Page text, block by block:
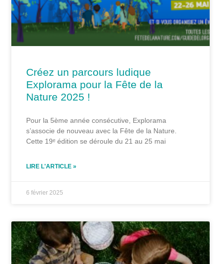
Créez un parcours ludique
Explorama pour la Fête de la
Nature 2025 !
Pour la 5ème année consécutive, Explorama
s’associe de nouveau avec la Fête de la Nature.
Cette 19ᵉ édition se déroule du 21 au 25 mai
LIRE L'ARTICLE »
6 février 2025